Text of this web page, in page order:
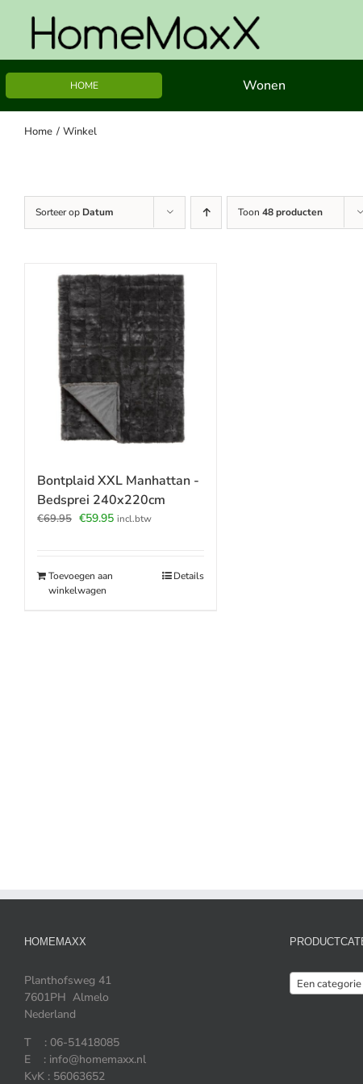
HOME Wonen
Home Winkel
Sorteer op Datum Toon 48 producten
Bontplaid XXL Manhattan -
Bedsprei 240x220cm
€69.95 Oorspronkelijke
€59.95Huidige
incl.btw
Toevoegen aan
winkelwagen
Details
HOMEMAXX
Planthofsweg 41
7601PH Almelo
Nederland
T : 06-51418085
E : info@homemaxx.nl
KvK : 56063652
Een